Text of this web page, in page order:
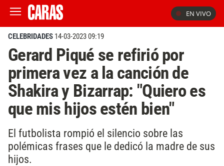
EN VIVO
CELEBRIDADES 14-03-2023 09:19
Gerard Piqué se refirió por
primera vez a la canción de
Shakira y Bizarrap: "Quiero es
que mis hijos estén bien"
El futbolista rompió el silencio sobre las
polémicas frases que le dedicó la madre de sus
hijos.